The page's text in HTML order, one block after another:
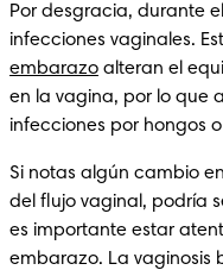
Por desgracia, durante
infecciones vaginales.
embarazo alteran el
en la vagina, por lo que
infecciones por hongos
Si notas algún cambio
del flujo vaginal, podría
es importante estar
embarazo. La vaginosis